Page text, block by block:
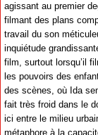
agissant au premier
filmant des plans
travail du son
inquiétude
film, surtout lorsqu’il
les pouvoirs des
des scènes, où Ida
fait très froid dans le
ici entre le milieu
métaphore à la